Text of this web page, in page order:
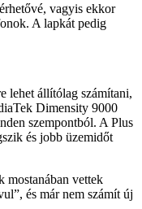
vagyis ekkor
A lapkát pedig
lehet állítólag számítani,
Dimensity 9000
szempontból. A Plus
és jobb üzemidőt
mostanában vettek
és már nem számít új